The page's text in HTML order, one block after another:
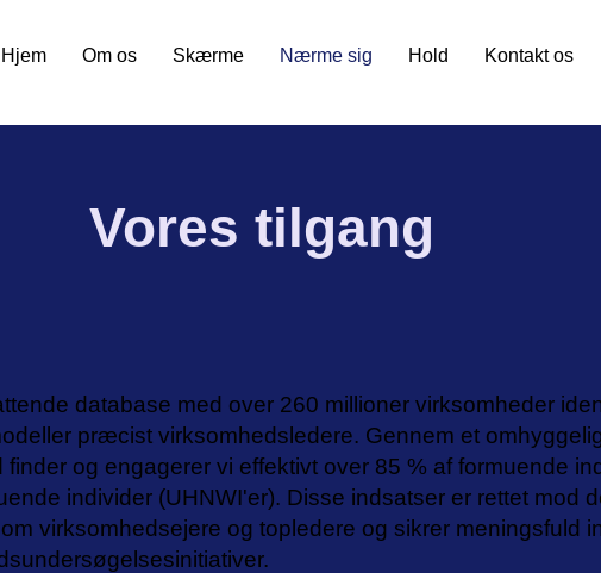
Hjem Om os Skærme Nærme sig Hold Kontakt os
Vores tilgang
database med over 260 millioner virksomheder
præcist virksomhedsledere. Gennem et
og engagerer vi effektivt over 85 % af formuende
individer (UHNWI'er). Disse indsatser er rettet mod
virksomhedsejere og topledere og sikrer meningsfuld